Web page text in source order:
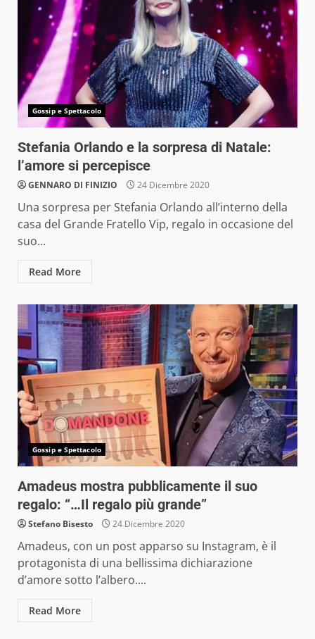
Gossip e Spettacolo
Stefania Orlando e la sorpresa di Natale:
l’amore si percepisce
GENNARO DI FINIZIO 24 Dicembre 2020
Una sorpresa per Stefania Orlando all’interno della
casa del Grande Fratello Vip, regalo in occasione del
suo...
Read More
Gossip e Spettacolo
Amadeus mostra pubblicamente il suo
regalo: “…Il regalo più grande”
Stefano Bisesto 24 Dicembre 2020
Amadeus, con un post apparso su Instagram, è il
protagonista di una bellissima dichiarazione
d’amore sotto l’albero....
Read More